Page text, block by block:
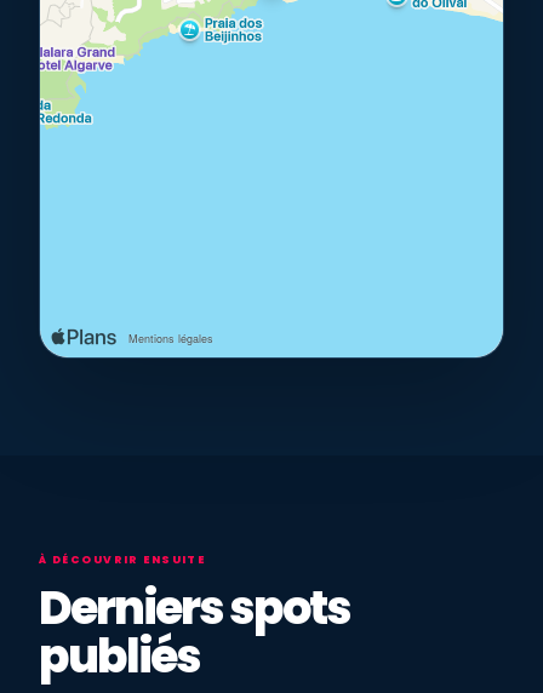
À DÉCOUVRIR ENSUITE
Derniers spots
publiés